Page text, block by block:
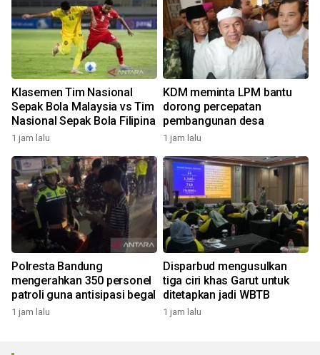
Klasemen Tim Nasional
Sepak Bola Malaysia vs Tim
Nasional Sepak Bola Filipina
1 jam lalu
KDM meminta LPM bantu
dorong percepatan
pembangunan desa
1 jam lalu
Polresta Bandung
mengerahkan 350 personel
patroli guna antisipasi begal
1 jam lalu
Disparbud mengusulkan
tiga ciri khas Garut untuk
ditetapkan jadi WBTB
1 jam lalu